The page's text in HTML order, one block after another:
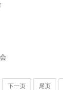
下一页 尾页